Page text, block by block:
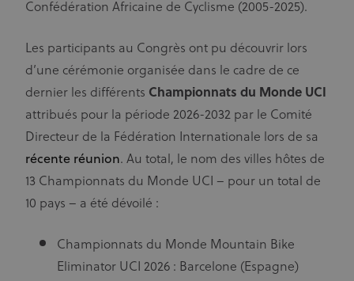
Confédération Africaine de Cyclisme (2005-2025).
Les participants au Congrès ont pu découvrir lors
d’une cérémonie organisée dans le cadre de ce
dernier les différents Championnats du Monde UCI
attribués pour la période 2026-2032 par le Comité
Directeur de la Fédération Internationale lors de sa
récente réunion. Au total, le nom des villes hôtes de
13 Championnats du Monde UCI – pour un total de
10 pays – a été dévoilé :
Championnats du Monde Mountain Bike
Eliminator UCI 2026 : Barcelone (Espagne)